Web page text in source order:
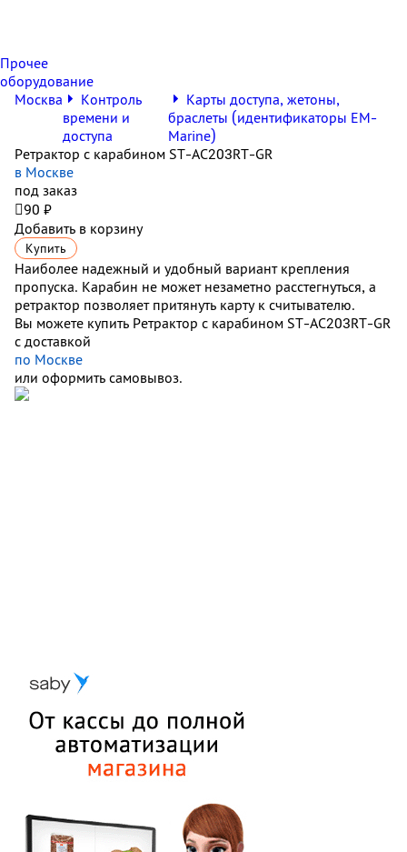
Прочее
оборудование
Москва
Контроль
времени и
доступа
Карты доступа, жетоны,
браслеты (идентификаторы EM-
Marine)
Ретрактор с карабином ST-AC203RT-GR
в Москве
под заказ
90 ₽
Добавить в корзину
Купить
Наиболее надежный и удобный вариант крепления
пропуска. Карабин не может незаметно расстегнуться, а
ретрактор позволяет притянуть карту к считывателю.
Вы можете купить Ретрактор с карабином ST-AC203RT-GR
с доставкой
по Москве
или оформить самовывоз.